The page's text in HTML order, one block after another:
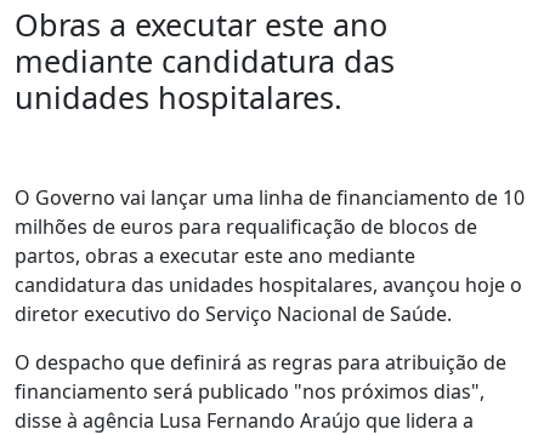
Obras a executar este ano
mediante candidatura das
unidades hospitalares.
O Governo vai lançar uma linha de financiamento de 10
milhões de euros para requalificação de blocos de
partos, obras a executar este ano mediante
candidatura das unidades hospitalares, avançou hoje o
diretor executivo do Serviço Nacional de Saúde.
O despacho que definirá as regras para atribuição de
financiamento será publicado "nos próximos dias",
disse à agência Lusa Fernando Araújo que lidera a